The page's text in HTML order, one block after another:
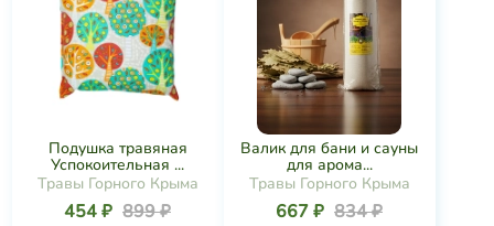
Подушка травяная
Успокоительная ...
Травы Горного Крыма
454 ₽ 899 ₽
Валик для бани и сауны
для арома...
Травы Горного Крыма
667 ₽ 834 ₽